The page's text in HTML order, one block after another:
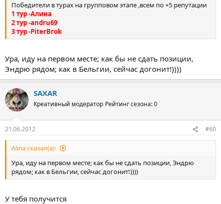
Победители в турах на групповом этапе ,всем по +5 репутации
1 тур -Алина
2 тур -andru69
3 тур -PiterBrok
Ура, иду на первом месте; как бы не сдать позиции,
Эндрю рядом; как в Бельгии, сейчас догонит!))))
SAXAR
Креативный модератор Рейтинг сезона: 0
21.06.2012 #60
Alina сказал(а):
Ура, иду на первом месте; как бы не сдать позиции, Эндрю
рядом; как в Бельгии, сейчас догонит!))))
У тебя получится